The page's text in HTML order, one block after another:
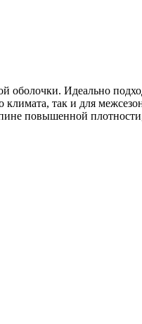
Идеально
так и для
повышенной